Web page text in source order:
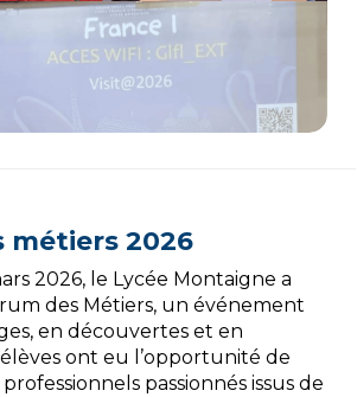
métiers 2026
2026, le Lycée Montaigne a
des Métiers, un événement
en découvertes et en
ont eu l’opportunité de
passionnés issus de